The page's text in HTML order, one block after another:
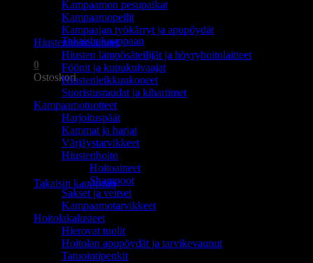
Ostoskori on tyhjä.
Takaisin kauppaan
0
Ostoskori
Ostoskori on tyhjä.
Takaisin kauppaan
Kampaamon pesupaikat
Kampaamopeilit
Kampaajan työkärryt ja apupöydät
Hiustenhoitolaitteet
Hiusten lämpösäteilijät ja höyryhoitolaitteet
Föönit ja kupukuivaajat
Hiustenleikkuukoneet
Suoristusraudat ja kihartimet
Kampaamotuotteet
Harjoituspäät
Kammat ja harjat
Värjäystarvikkeet
Hiustenhoito
Hoitoaineet
Shampoot
Sakset ja veitset
Kampaamotarvikkeet
Hoitolakalusteet
Hierovat tuolit
Hoitolan apupöydät ja tarvikevaunut
Tatuointipenkit